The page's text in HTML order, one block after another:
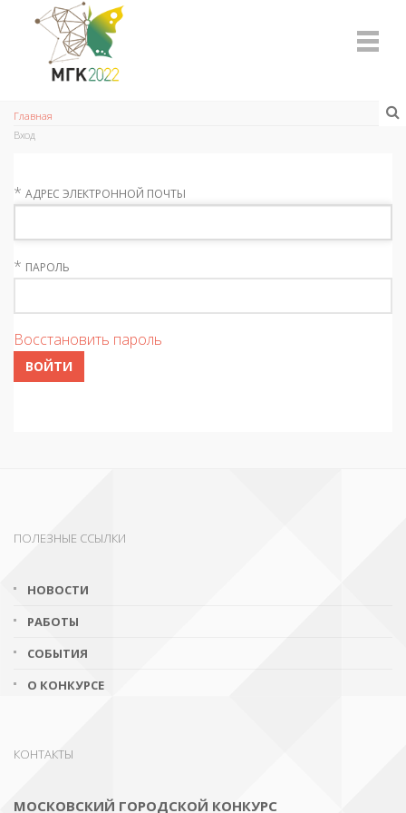
Главная
Вход
* АДРЕС ЭЛЕКТРОННОЙ ПОЧТЫ
* ПАРОЛЬ
Восстановить пароль
ВОЙТИ
ПОЛЕЗНЫЕ ССЫЛКИ
НОВОСТИ
РАБОТЫ
СОБЫТИЯ
О КОНКУРСЕ
КОНТАКТЫ
МОСКОВСКИЙ ГОРОДСКОЙ КОНКУРС